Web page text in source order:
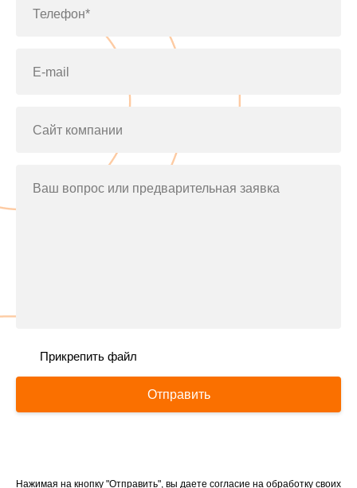
Телефон*
E-mail
Сайт компании
Ваш вопрос или предварительная заявка
Прикрепить файл
Отправить
Нажимая на кнопку "Отправить", вы даете согласие на обработку своих